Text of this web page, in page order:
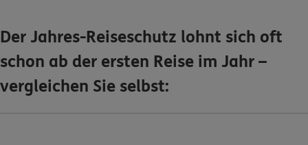
Sehen Sie auf einen Blick Ihre Versicherungen bei ERGO,
Zum Kundenportal
Der Jahres-Reiseschutz lohnt sich oft
schon ab der ersten Reise im Jahr –
vergleichen Sie selbst: